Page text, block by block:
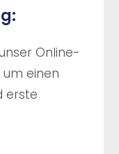
Online-
einen
erste